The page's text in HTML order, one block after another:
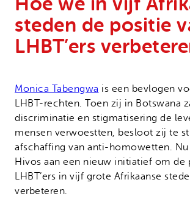
steden de positie
LHBT’ers
Monica Tabengwa is een bevlogen
LHBT-rechten. Toen zij in Botswana
discriminatie en stigmatisering de
mensen verwoestten, besloot zij te
afschaffing van anti-homowetten.
Hivos aan een nieuw initiatief om de
LHBT’ers in vijf grote Afrikaanse
verbeteren.
Noodfonds voor activisten
Onze successen
Jaarverslag
Veelgestelde vragen